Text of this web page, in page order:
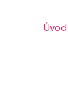
Úvod